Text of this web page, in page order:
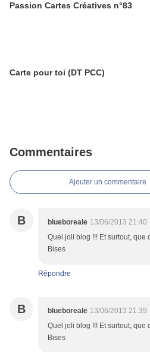
Passion Cartes Créatives n°83
Carte pour toi (DT PCC)
Commentaires
Ajouter un commentaire
B blueboreale 13/06/2013 21:40
Quel joli blog !!! Et surtout, que
Bises
Répondre
B blueboreale 13/06/2013 21:39
Quel joli blog !!! Et surtout, que
Bises